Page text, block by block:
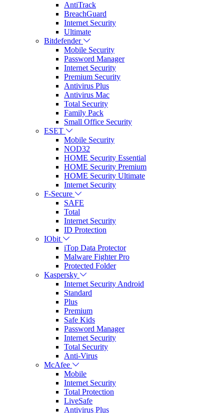
AntiTrack
BreachGuard
Internet Security
Ultimate
Bitdefender
Mobile Security
Password Manager
Internet Security
Premium Security
Antivirus Plus
Antivirus Mac
Total Security
Family Pack
Small Office Security
ESET
Mobile Security
NOD32
HOME Security Essential
HOME Security Premium
HOME Security Ultimate
Internet Security
F-Secure
SAFE
Total
Internet Security
ID Protection
IObit
iTop Data Protector
Malware Fighter Pro
Protected Folder
Kaspersky
Internet Security Android
Standard
Plus
Premium
Safe Kids
Password Manager
Internet Security
Total Security
Anti-Virus
McAfee
Mobile
Internet Security
Total Protection
LiveSafe
Antivirus Plus